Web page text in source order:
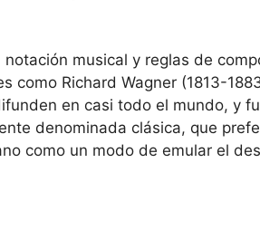
musical y reglas de
como Richard Wagner (1813-
en casi todo el mundo, y
denominada clásica, que
como un modo de emular el